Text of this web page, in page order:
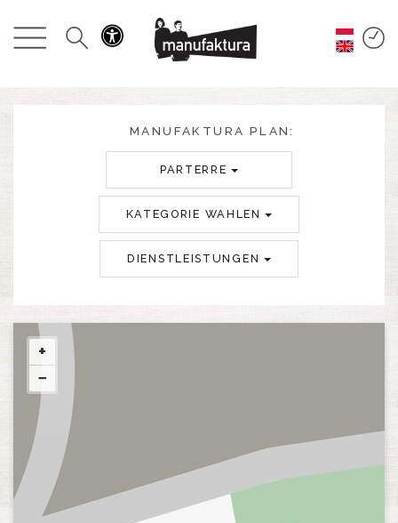
GESCHEHEN
ANGEBOTE
RESTAURANTS
ÜBER UNS
MANUFAKTURA PLAN:
PARTERRE
KATEGORIE WAHLEN
DIENSTLEISTUNGEN
+
−